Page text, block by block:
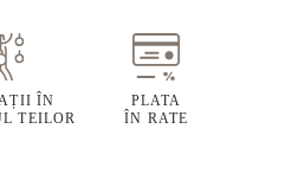
ÎN
TEILOR
PLATA
ÎN RATE